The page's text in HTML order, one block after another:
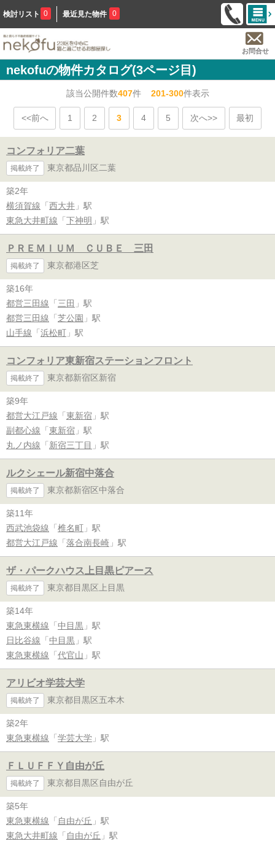
検討リスト 0 最近見た物件 0
お問合せ
nekofuの物件カタログ(3ページ目)
該当公開件数407件201-300件表示
<<前へ 1 2 3 4 5 次へ>> 最初
コンフォリア二葉
掲載終了 東京都品川区二葉
築2年
横須賀線 「 西大井 」駅
東急大井町線 「 下神明 」駅
ＰＲＥＭＩＵＭ ＣＵＢＥ 三田
掲載終了 東京都港区芝
築16年
都営三田線 「 三田 」駅
都営三田線 「 芝公園 」駅
山手線 「 浜松町 」駅
コンフォリア東新宿ステーションフロント
掲載終了 東京都新宿区新宿
築9年
都営大江戸線 「 東新宿 」駅
副都心線 「 東新宿 」駅
丸ノ内線 「 新宿三丁目 」駅
ルクシェール新宿中落合
掲載終了 東京都新宿区中落合
築11年
西武池袋線 「 椎名町 」駅
都営大江戸線 「 落合南長崎 」駅
ザ・パークハウス上目黒ピアース
掲載終了 東京都目黒区上目黒
築14年
東急東横線 「 中目黒 」駅
日比谷線 「 中目黒 」駅
東急東横線 「 代官山 」駅
アリビオ学芸大学
掲載終了 東京都目黒区五本木
築2年
東急東横線 「 学芸大学 」駅
ＦＬＵＦＦＹ自由が丘
掲載終了 東京都目黒区自由が丘
築5年
東急東横線 「 自由が丘 」駅
東急大井町線 「 自由が丘 」駅